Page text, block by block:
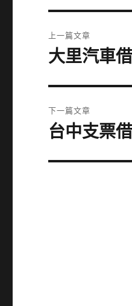
章
上一篇文章
上
篇
文
章:
大里汽車
下一篇文章
下
篇
台中支票